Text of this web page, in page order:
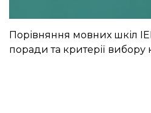
Порівняння мовних шкіл
поради та критерії вибору